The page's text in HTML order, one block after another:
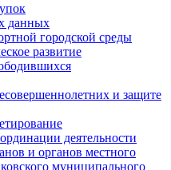
данных
городской среды
развитие
и защите
деятельности
и органов местного
муниципального